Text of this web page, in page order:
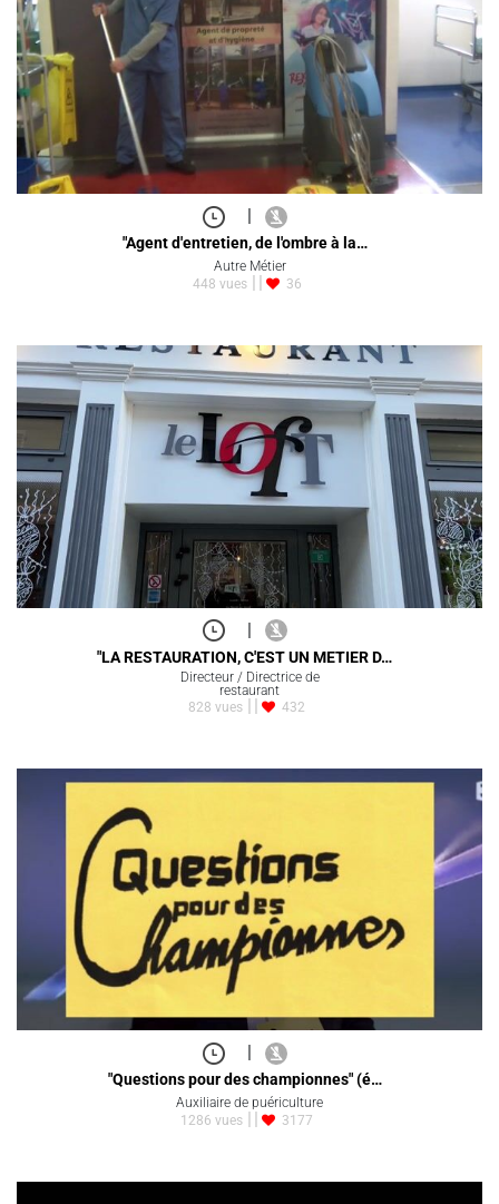
|
"Agent d'entretien, de l'ombre à la…
Autre Métier
448 vues
36
|
"LA RESTAURATION, C'EST UN METIER D…
Directeur / Directrice de
restaurant
828 vues
432
|
"Questions pour des championnes" (é…
Auxiliaire de puériculture
1286 vues
3177